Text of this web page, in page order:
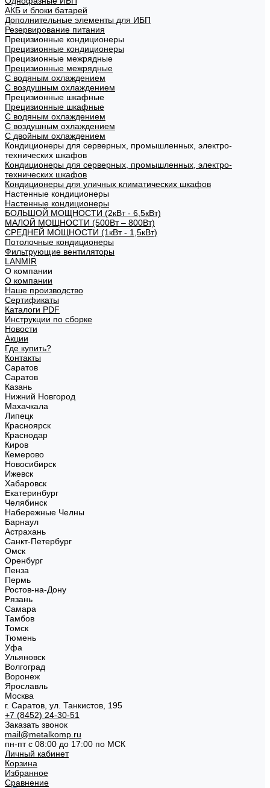
АКБ и блоки батарей
Дополнительные элементы для ИБП
Резервирование питания
Прецизионные кондиционеры
Прецизионные кондиционеры
Прецизионные межрядные
Прецизионные межрядные
С водяным охлаждением
С воздушным охлаждением
Прецизионные шкафные
Прецизионные шкафные
С водяным охлаждением
С воздушным охлаждением
С двойным охлаждением
Кондиционеры для серверных, промышленных, электро-
технических шкафов
Кондиционеры для серверных, промышленных, электро-
технических шкафов
Кондиционеры для уличных климатических шкафов
Настенные кондиционеры
Настенные кондиционеры
БОЛЬШОЙ МОЩНОСТИ (2кВт - 6,5кВт)
МАЛОЙ МОЩНОСТИ (500Вт – 800Вт)
СРЕДНЕЙ МОЩНОСТИ (1кВт - 1,5кВт)
Потолочные кондиционеры
Фильтрующие вентиляторы
LANMIR
О компании
О компании
Наше производство
Сертификаты
Каталоги PDF
Инструкции по сборке
Новости
Акции
Где купить?
Контакты
Саратов
Саратов
Казань
Нижний Новгород
Махачкала
Липецк
Красноярск
Краснодар
Киров
Кемерово
Новосибирск
Ижевск
Хабаровск
Екатеринбург
Челябинск
Набережные Челны
Барнаул
Астрахань
Санкт-Петербург
Омск
Оренбург
Пенза
Пермь
Ростов-на-Дону
Рязань
Самара
Тамбов
Томск
Тюмень
Уфа
Ульяновск
Волгоград
Воронеж
Ярославль
Москва
г. Саратов, ул. Танкистов, 195
+7 (8452) 24-30-51
Заказать звонок
mail@metalkomp.ru
пн-пт с 08:00 до 17:00 по МСК
Личный кабинет
Корзина
Избранное
Сравнение